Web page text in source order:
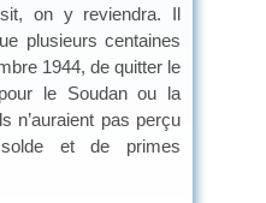
on y reviendra. Il
plusieurs centaines
1944, de quitter le
le Soudan ou la
n’auraient pas perçu
et de primes